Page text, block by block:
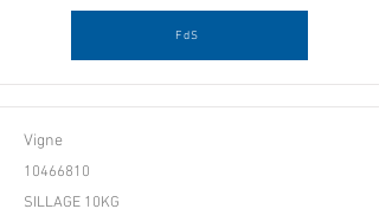
FdS
Vigne
10466810
SILLAGE 10KG